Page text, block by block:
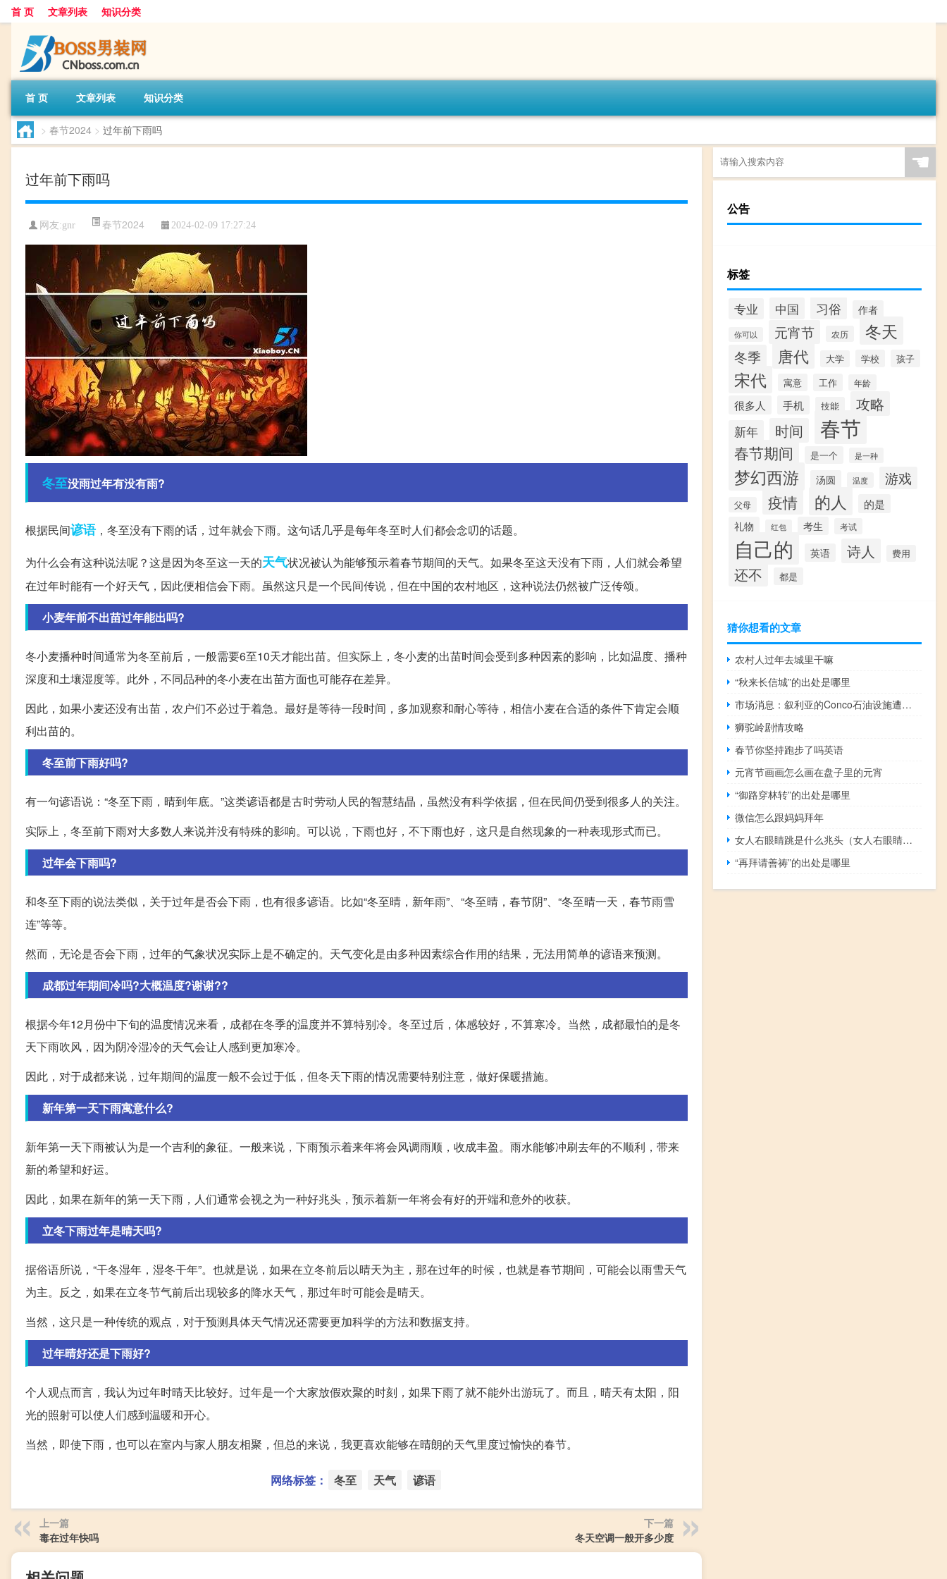
首 页 文章列表 知识分类
首 页 文章列表 知识分类
> 春节2024 > 过年前下雨吗
过年前下雨吗
网友:gnr 春节2024 2024-02-09 17:27:24
冬至没雨过年有没有雨?
根据民间谚语，冬至没有下雨的话，过年就会下雨。这句话几乎是每年冬至时人们都会念叨的话题。
为什么会有这种说法呢？这是因为冬至这一天的天气状况被认为能够预示着春节期间的天气。如果冬至这天没有下雨，人们就会希望
在过年时能有一个好天气，因此便相信会下雨。虽然这只是一个民间传说，但在中国的农村地区，这种说法仍然被广泛传颂。
小麦年前不出苗过年能出吗?
冬小麦播种时间通常为冬至前后，一般需要6至10天才能出苗。但实际上，冬小麦的出苗时间会受到多种因素的影响，比如温度、播种
深度和土壤湿度等。此外，不同品种的冬小麦在出苗方面也可能存在差异。
因此，如果小麦还没有出苗，农户们不必过于着急。最好是等待一段时间，多加观察和耐心等待，相信小麦在合适的条件下肯定会顺
利出苗的。
冬至前下雨好吗?
有一句谚语说：“冬至下雨，晴到年底。”这类谚语都是古时劳动人民的智慧结晶，虽然没有科学依据，但在民间仍受到很多人的关注。
实际上，冬至前下雨对大多数人来说并没有特殊的影响。可以说，下雨也好，不下雨也好，这只是自然现象的一种表现形式而已。
过年会下雨吗?
和冬至下雨的说法类似，关于过年是否会下雨，也有很多谚语。比如“冬至晴，新年雨”、“冬至晴，春节阴”、“冬至晴一天，春节雨雪
连”等等。
然而，无论是否会下雨，过年的气象状况实际上是不确定的。天气变化是由多种因素综合作用的结果，无法用简单的谚语来预测。
成都过年期间冷吗?大概温度?谢谢??
根据今年12月份中下旬的温度情况来看，成都在冬季的温度并不算特别冷。冬至过后，体感较好，不算寒冷。当然，成都最怕的是冬
天下雨吹风，因为阴冷湿冷的天气会让人感到更加寒冷。
因此，对于成都来说，过年期间的温度一般不会过于低，但冬天下雨的情况需要特别注意，做好保暖措施。
新年第一天下雨寓意什么?
新年第一天下雨被认为是一个吉利的象征。一般来说，下雨预示着来年将会风调雨顺，收成丰盈。雨水能够冲刷去年的不顺利，带来
新的希望和好运。
因此，如果在新年的第一天下雨，人们通常会视之为一种好兆头，预示着新一年将会有好的开端和意外的收获。
立冬下雨过年是晴天吗?
据俗语所说，“干冬湿年，湿冬干年”。也就是说，如果在立冬前后以晴天为主，那在过年的时候，也就是春节期间，可能会以雨雪天气
为主。反之，如果在立冬节气前后出现较多的降水天气，那过年时可能会是晴天。
当然，这只是一种传统的观点，对于预测具体天气情况还需要更加科学的方法和数据支持。
过年晴好还是下雨好?
个人观点而言，我认为过年时晴天比较好。过年是一个大家放假欢聚的时刻，如果下雨了就不能外出游玩了。而且，晴天有太阳，阳
光的照射可以使人们感到温暖和开心。
当然，即使下雨，也可以在室内与家人朋友相聚，但总的来说，我更喜欢能够在晴朗的天气里度过愉快的春节。
网络标签： 冬至 天气 谚语
上一篇
毒在过年快吗
下一篇
冬天空调一般开多少度
☚
公告
标签
专业 中国 习俗 作者
你可以 元宵节 农历 冬天
冬季 唐代 大学 学校 孩子
宋代 寓意 工作 年龄
很多人 手机 技能 攻略
新年 时间 春节
春节期间 是一个 是一种
梦幻西游 汤圆 温度 游戏
父母 疫情 的人 的是
礼物 红包 考生 考试
自己的 英语 诗人 费用
还不 都是
猜你想看的文章
农村人过年去城里干嘛
“秋来长信城”的出处是哪里
市场消息：叙利亚的Conco石油设施遭到袭击该设施有美军驻扎目前官方尚未确认这一消息
狮驼岭剧情攻略
春节你坚持跑步了吗英语
元宵节画画怎么画在盘子里的元宵
“御路穿林转”的出处是哪里
微信怎么跟妈妈拜年
女人右眼睛跳是什么兆头（女人右眼睛跳是什么预兆）
“再拜请善祷”的出处是哪里